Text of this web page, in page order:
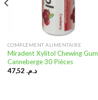
COMPLÉMENT ALIMENTAIRE
Miradent Xylitol Chewing Gum
Canneberge 30 Pièces
د.م.